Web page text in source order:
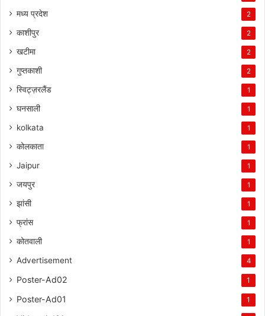
मध्य प्रदेश 2
काशीपुर 2
खटीमा 2
गुप्तकाशी 2
स्विट्ज़रलैंड 1
घनसाली 1
kolkata 1
कोलकाता 1
Jaipur 1
जयपुर 1
झांसी 1
फ्रांस 1
कोतवाली 1
Advertisement 4
Poster-Ad02 1
Poster-Ad01 1